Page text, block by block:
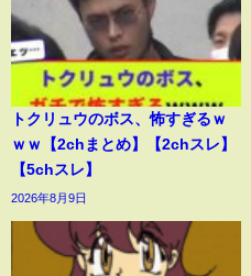
トクリュウのボス、怖すぎるｗ
ｗｗ【2chまとめ】【2chスレ】
【5chスレ】
2026年8月9日